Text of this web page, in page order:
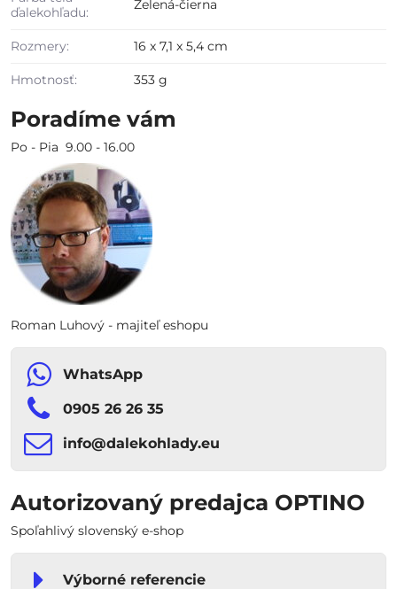
ďalekohľadu:
Zelená-čierna
Rozmery: 16 x 7,1 x 5,4 cm
Hmotnosť: 353 g
Poradíme vám
Po - Pia 9.00 - 16.00
Roman Luhový - majiteľ eshopu
WhatsApp
0905 26 26 35
info​​@dalekohlady​​.eu
Autorizovaný predajca OPTINO
Spoľahlivý slovenský e-shop
Výborné referencie